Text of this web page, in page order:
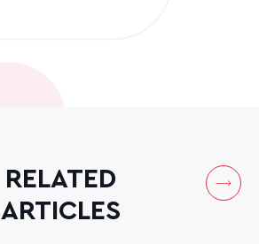
RELATED
ARTICLES